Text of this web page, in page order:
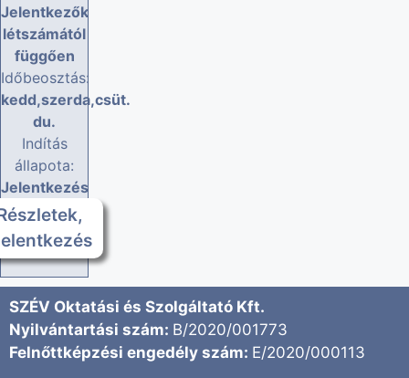
Jelentkezők
létszámától
függően
Időbeosztás:
kedd,szerda,csüt.
du.
Indítás
állapota:
Jelentkezés
SZÉV Oktatási és Szolgáltató Kft.
Nyilvántartási szám: B/2020/001773
Felnőttképzési engedély szám: E/2020/000113